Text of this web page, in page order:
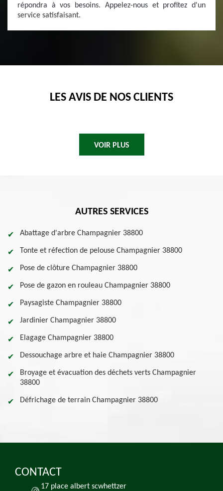
répondra à vos besoins. Appelez-nous et profitez d'un
service satisfaisant.
LES AVIS DE NOS CLIENTS
VOIR PLUS
AUTRES SERVICES
Abattage d'arbre Champagnier 38800
Tonte et réfection de pelouse Champagnier 38800
Pose de clôture Champagnier 38800
Pose de gazon en rouleau Champagnier 38800
Paysagiste Champagnier 38800
Jardinier Champagnier 38800
Elagage Champagnier 38800
Dessouchage arbre et haie Champagnier 38800
Broyage et évacuation des déchets verts Champagnier
38800
Défrichage de terrain Champagnier 38800
CONTACT
17 place albert scwhettzer